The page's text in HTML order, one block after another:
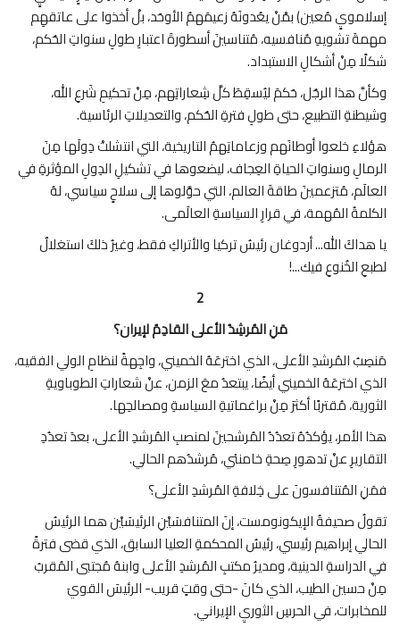
إسلامويٍ مُعين) بمْنْ يعُدونَهُ زعيمَهمُ الأوحَد، بلْ أخذوا على عاتقهِم
مهمةَ تشويهِ مُنافسيه، مُتناسينَ أسطورةَ اعتبارِ طولِ سنواتِ الحُكم،
شكلًا مِنْ أشكالِ الاستبداد.
‏وكأنَّ هذا الرجُل، حَكمَ ليُسقِطَ كلَّ شِعاراتِهم، مِنْ تحكيمِ شَرعِ الله،
وشيطنةِ التطبيع، حتى طولِ فترةِ الحُكم، والتعديلاتِ الرئاسية.
هؤلاءِ خلعوا أوطانَهم وزعاماتِهمُ التاريخية، التي انتشلتْ دِولَها مِنَ
الرمالِ وسنواتِ الحياةِ العِجاف، ليضعوها في تشكيلِ الدِولِ المؤثرةِ في
العالَم، مُتزعمينَ طاقةَ العالم، التي حوَّلوها إلى سلاحٍ سياسي، لهُ
الكلمةُ المُهمة، في قرارِ السياسةِ العالَمى.
يا هداكَ الله... أردوغان رئيسُ تركيا والأتراكِ فقط، وغيرُ ذلكَ استغلالٌ
لطبعِ الخُنوعِ فيك...!
2
مَنِ المُرشِدُ الأعلى القادِمُ لإيران؟
مَنصِبُ المُرشدِ الأعلى، الذي اخترعَهُ الخميني، واجِهةً لنظامِ الولي الفقيه،
الذي اخترعَهُ الخميني أيضًا، يبتعدُ معَ الزمن، عنْ شعاراتِ الطوباويةِ
الثورية، مُقتربًا أكثرَ مِنْ براغماتيةِ السياسةِ ومصالحِها.
هذا الأمر، يؤكدُهُ تعدُدُ المُرشحينَ لمنصبِ المُرشدِ الأعلى، بعدَ تعدُدِ
التقاريرِ عنْ تدهورِ صِحةِ خامنئي، مُرشدُهم الحالي.
فمَنِ المُتنافسونَ على خِلافةِ المُرشدِ الأعلى؟
تقولُ صحيفةُ الإيكونومست، إنَ المتنافسَيْنِ الرئيسَيْن هما الرئيسُ
الحالي إبراهيم رئيسي، رئيسُ المحكمةِ العليا السابق، الذي قضى فترةً
في الدراسةِ الدينية، ومديرُ مكتبِ المُرشدِ الأعلى وابنهُ مُجتبى المُقربُ
مِنْ حسين الطيب، الذي كانَ -حتى وقتٍ قريب- الرئيسَ القويَ
للمخابرات، في الحرسِ الثوريِ الإيراني.